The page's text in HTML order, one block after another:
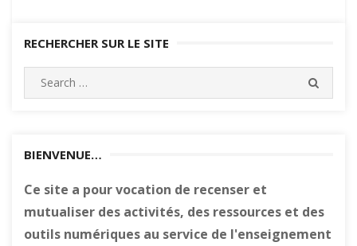
RECHERCHER SUR LE SITE
BIENVENUE…
Ce site a pour vocation de recenser et
mutualiser des activités, des ressources et des
outils numériques au service de l'enseignement